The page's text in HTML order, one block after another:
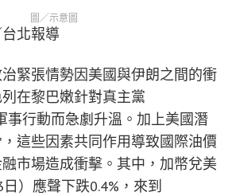
圖／示意圖
台北報導
緊張情勢因美國與伊朗之間的衝
在黎巴嫩針對真主黨
事行動而急劇升溫。加上美國潛
這些因素共同作用導致國際油價
市場造成衝擊。其中，加幣兌美
）應聲下跌0.4%，來到